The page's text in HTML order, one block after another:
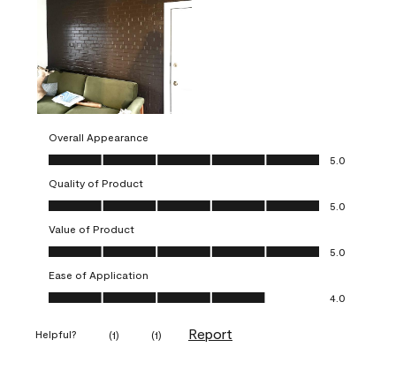
Overall Appearance
Overall Appearance, 5.0 out of 5
5.0
Quality of Product
Quality of Product, 5.0 out of 5
5.0
Value of Product
Value of Product, 5.0 out of 5
5.0
Ease of Application
Ease of Application, 4.0 out of 5
4.0
Helpful? (1) (1) Report